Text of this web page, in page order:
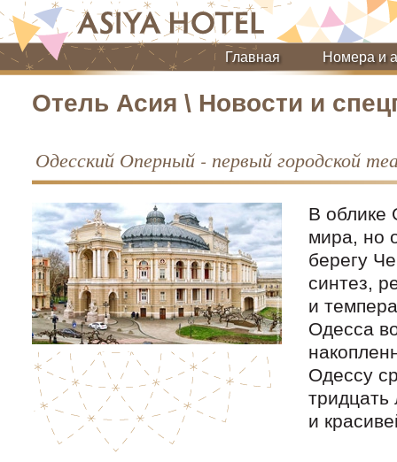
Главная Номера и
Отель Асия \ Новости и
Одесский Оперный - первый городской
В облике
мира, но
берегу
синтез,
и
Одесса
Одессу
тридцать
и